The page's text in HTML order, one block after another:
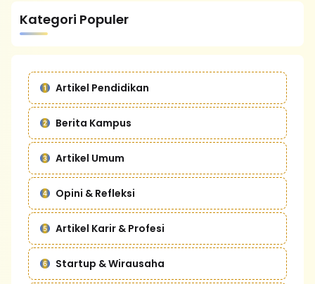
Kategori Populer
Artikel Pendidikan
Berita Kampus
Artikel Umum
Opini & Refleksi
Artikel Karir & Profesi
Startup & Wirausaha